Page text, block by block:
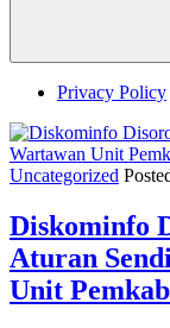
Privacy Policy
Uncategorized
Diskominfo
Aturan
Unit